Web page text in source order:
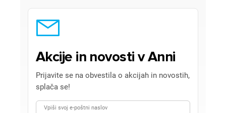
Akcije in novosti v Anni
Prijavite se na obvestila o akcijah in novostih,
splača se!
Vpiši svoj e-poštni naslov